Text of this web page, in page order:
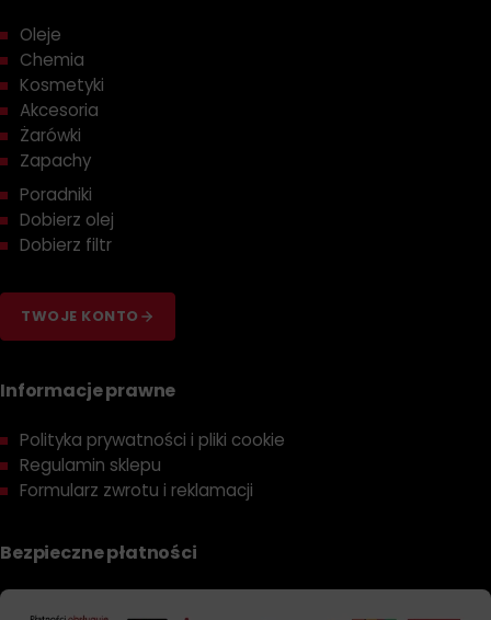
Oleje
Chemia
Kosmetyki
Akcesoria
Żarówki
Zapachy
Poradniki
Dobierz olej
Dobierz filtr
TWOJE KONTO
Informacje prawne
Polityka prywatności i pliki cookie
Regulamin sklepu
Formularz zwrotu i reklamacji
Bezpieczne płatności